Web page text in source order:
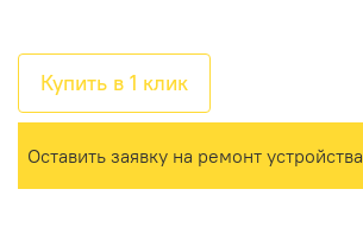
Купить в 1 клик
Оставить заявку на ремонт устройства